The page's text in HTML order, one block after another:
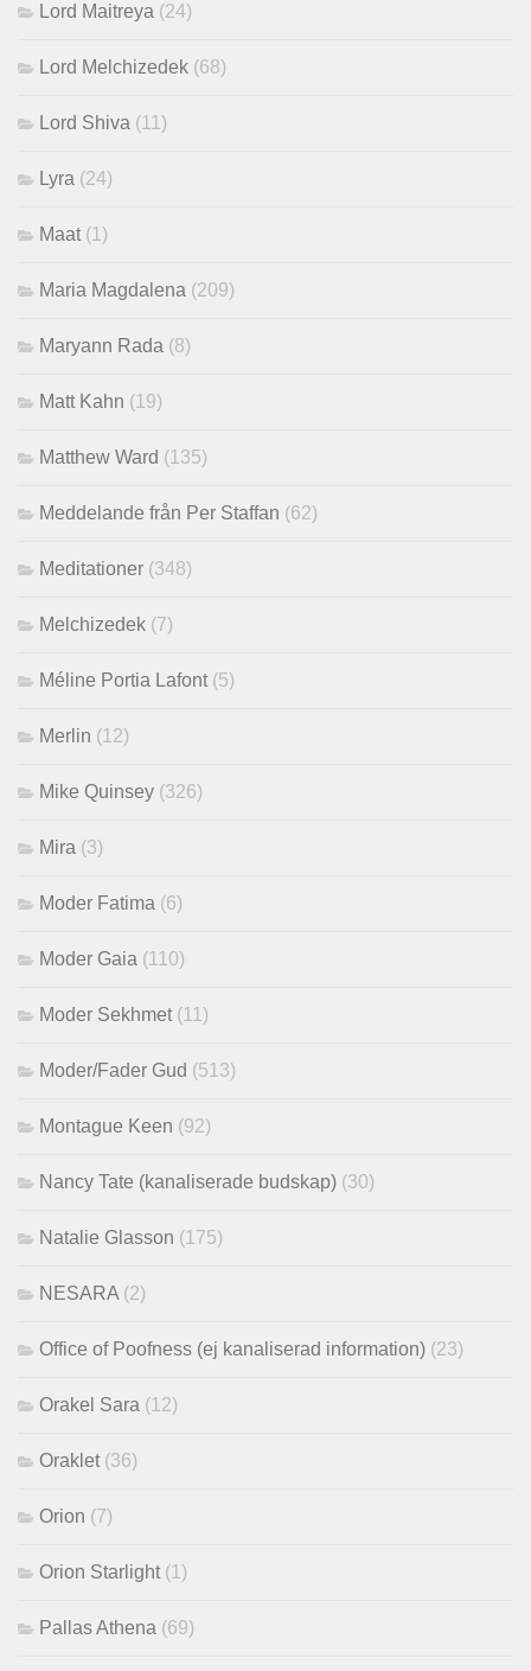
Lord Maitreya (24)
Lord Melchizedek (68)
Lord Shiva (11)
Lyra (24)
Maat (1)
Maria Magdalena (209)
Maryann Rada (8)
Matt Kahn (19)
Matthew Ward (135)
Meddelande från Per Staffan (62)
Meditationer (348)
Melchizedek (7)
Méline Portia Lafont (5)
Merlin (12)
Mike Quinsey (326)
Mira (3)
Moder Fatima (6)
Moder Gaia (110)
Moder Sekhmet (11)
Moder/Fader Gud (513)
Montague Keen (92)
Nancy Tate (kanaliserade budskap) (30)
Natalie Glasson (175)
NESARA (2)
Office of Poofness (ej kanaliserad information) (23)
Orakel Sara (12)
Oraklet (36)
Orion (7)
Orion Starlight (1)
Pallas Athena (69)